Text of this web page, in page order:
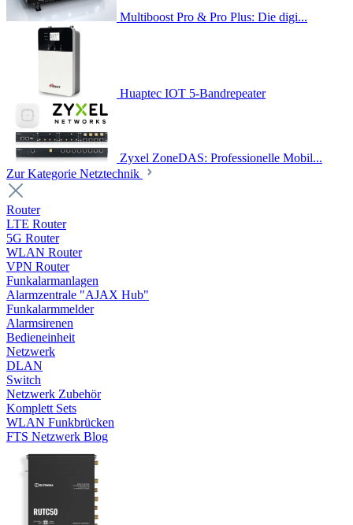
Multiboost Pro & Pro Plus: Die digi...
Huaptec IOT 5-Bandrepeater
Zyxel ZoneDAS: Professionelle Mobil...
Zur Kategorie Netztechnik
Router
LTE Router
5G Router
WLAN Router
VPN Router
Funkalarmanlagen
Alarmzentrale "AJAX Hub"
Funkalarmmelder
Alarmsirenen
Bedieneinheit
Netzwerk
DLAN
Switch
Netzwerk Zubehör
Komplett Sets
WLAN Funkbrücken
FTS Netzwerk Blog